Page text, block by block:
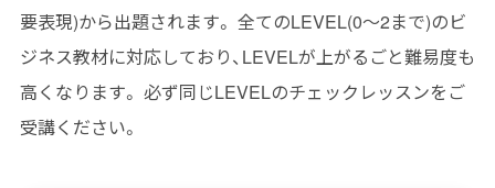
要表現)から出題されます。 全てのLEVEL(0～2まで)のビ
ジネス教材に対応しており、LEVELが上がるごと難易度も
高くなります。 必ず同じLEVELのチェックレッスンをご
受講ください。